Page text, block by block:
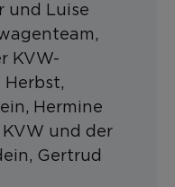
und Luise
KVW-
Hermine
und der
Gertrud